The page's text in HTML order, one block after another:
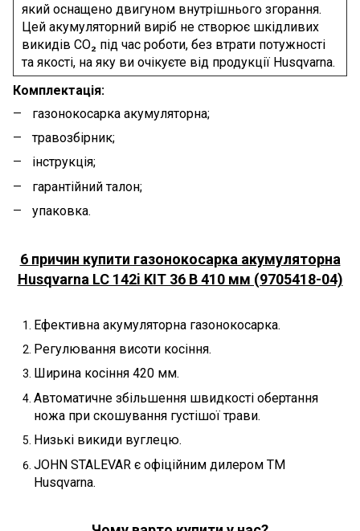
який оснащено двигуном внутрішнього згорання.
Цей акумуляторний виріб не створює шкідливих
викидів CO₂ під час роботи, без втрати потужності
та якості, на яку ви очікуєте від продукції Husqvarna.
Комплектація:
газонокосарка акумуляторна;
травозбірник;
інструкція;
гарантійний талон;
упаковка.
6 причин купити газонокосарка акумуляторна
Husqvarna LC 142i KIT 36 В 410 мм (9705418-04)
Ефективна акумуляторна газонокосарка.
Регулювання висоти косіння.
Ширина косіння 420 мм.
Автоматичне збільшення швидкості обертання
ножа при скошування густішої трави.
Низькі викиди вуглецю.
JOHN STALEVAR є офіційним дилером ТМ
Husqvarna.